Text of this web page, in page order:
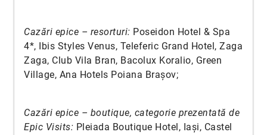
Cazări epice – resorturi: Poseidon Hotel & Spa
4*, Ibis Styles Venus, Teleferic Grand Hotel, Zaga
Zaga, Club Vila Bran, Bacolux Koralio, Green
Village, Ana Hotels Poiana Brașov;
Cazări epice – boutique, categorie prezentată de
Epic Visits: Pleiada Boutique Hotel, Iași, Castel